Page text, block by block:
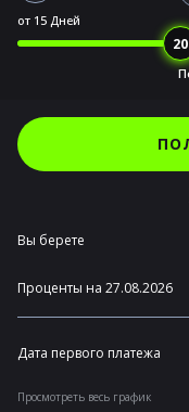
от 15 Дней
Вы берете
Проценты на 27.08.2026
Дата первого платежа
Просмотреть весь график